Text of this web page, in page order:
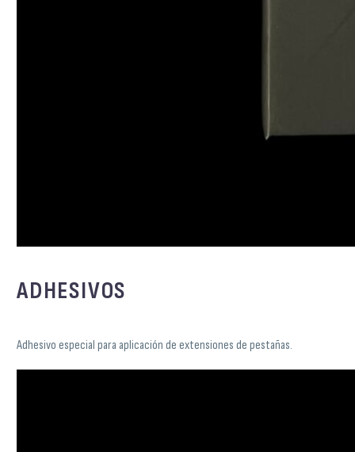
ADHESIVOS
Adhesivo especial para aplicación de extensiones de pestañas.